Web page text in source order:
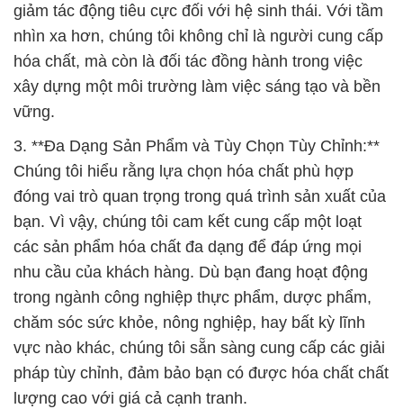
giảm tác động tiêu cực đối với hệ sinh thái. Với tầm
nhìn xa hơn, chúng tôi không chỉ là người cung cấp
hóa chất, mà còn là đối tác đồng hành trong việc
xây dựng một môi trường làm việc sáng tạo và bền
vững.
3. **Đa Dạng Sản Phẩm và Tùy Chọn Tùy Chỉnh:**
Chúng tôi hiểu rằng lựa chọn hóa chất phù hợp
đóng vai trò quan trọng trong quá trình sản xuất của
bạn. Vì vậy, chúng tôi cam kết cung cấp một loạt
các sản phẩm hóa chất đa dạng để đáp ứng mọi
nhu cầu của khách hàng. Dù bạn đang hoạt động
trong ngành công nghiệp thực phẩm, dược phẩm,
chăm sóc sức khỏe, nông nghiệp, hay bất kỳ lĩnh
vực nào khác, chúng tôi sẵn sàng cung cấp các giải
pháp tùy chỉnh, đảm bảo bạn có được hóa chất chất
lượng cao với giá cả cạnh tranh.